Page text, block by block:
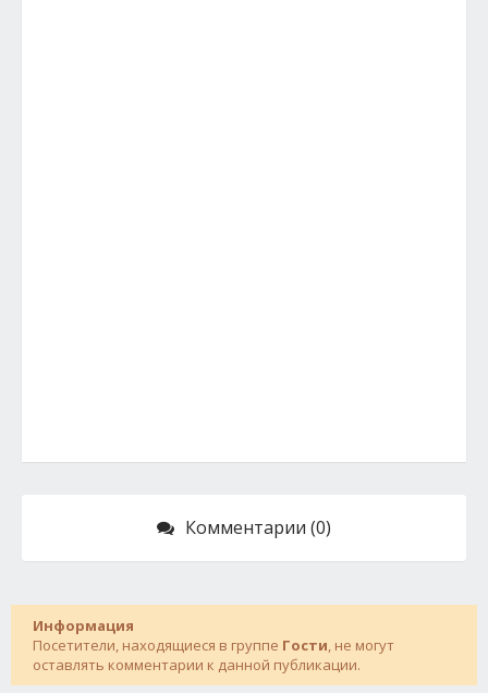
Комментарии (0)
Информация
Посетители, находящиеся в группе Гости, не могут
оставлять комментарии к данной публикации.